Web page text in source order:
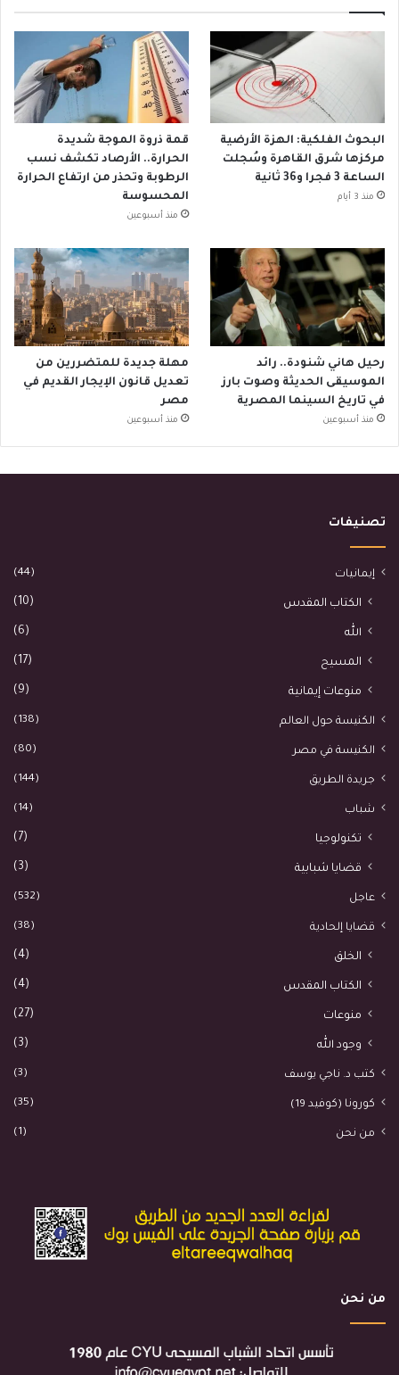
البحوث الفلكية: الهزة الأرضية
مركزها شرق القاهرة وسُجلت
الساعة 3 فجرا و36 ثانية
منذ 3 أيام
قمة ذروة الموجة شديدة
الحرارة.. الأرصاد تكشف نسب
الرطوبة وتحذر من ارتفاع الحرارة
المحسوسة
منذ أسبوعين
رحيل هاني شنودة.. رائد
الموسيقى الحديثة وصوت بارز
في تاريخ السينما المصرية
منذ أسبوعين
مهلة جديدة للمتضررين من
تعديل قانون الإيجار القديم في
مصر
منذ أسبوعين
تصنيفات
إيمانيات (44)
الكتاب المقدس (10)
الله (6)
المسيح (17)
منوعات إيمانية (9)
الكنيسة حول العالم (138)
الكنيسة في مصر (80)
جريدة الطريق (144)
شباب (14)
تكنولوجيا (7)
قضايا شبابية (3)
عاجل (532)
قضايا إلحادية (38)
الخلق (4)
الكتاب المقدس (4)
منوعات (27)
وجود الله (3)
كتب د. ناجي يوسف (3)
كورونا (كوفيد 19) (35)
من نحن (1)
من نحن